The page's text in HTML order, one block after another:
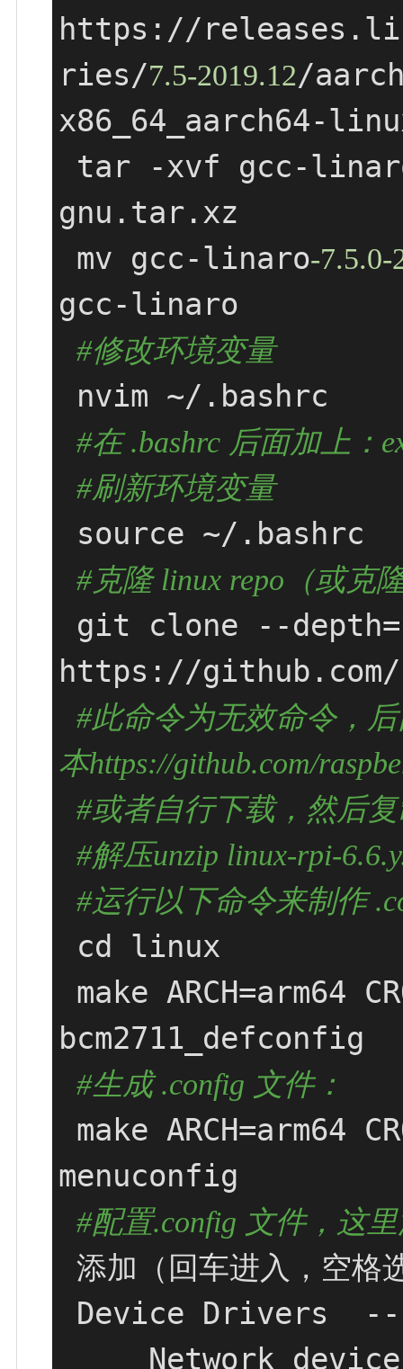
https://
ries/7.5-2019.12/
x86_64_aarch64-
tar -xvf gcc-
gnu.tar.xz
mv gcc-linaro-7.5.0-
gcc-linaro
#修改环境变量
#在 .bashrc 后面加上：
#刷新环境变量
#克隆 linux repo（或克
git clone --depth=
https://
#此命令为无效命令，
本https://github.com/
#或者自行下载，然后
#解压unzip linux-rpi-
#运行以下命令来制作
bcm2711_defconfig
#生成 .config 文件：
menuconfig
#配置.config 文件，这
添加（回车进入，空格选中）